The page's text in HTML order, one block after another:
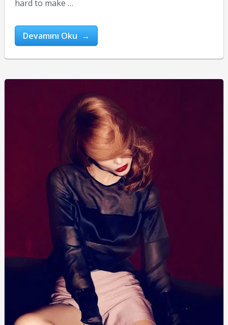
hard to make …
Devamını Oku →